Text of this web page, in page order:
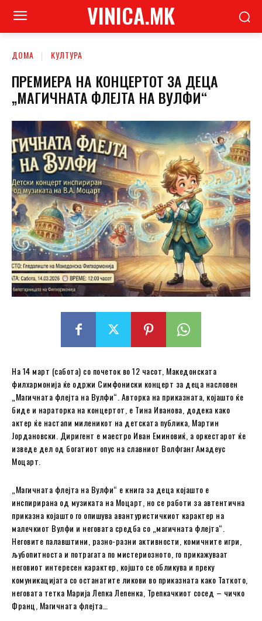
VINICA.MK
ДОМА КУЛТУРА
ПРЕМИЕРА НА КОНЦЕРТОТ ЗА ДЕЦА
„МАГИЧНАТА ФЛЕЈТА НА ВУЛФИ“
На 14 март (сабота) со почеток во 12 часот, Македонската
филхармонија ќе одржи Симфониски концерт за деца насловен
„Магичната флејта на Вулфи“. Авторка на приказната, којашто ќе
биде и нараторка на концертот, е Тина Иванова, додека како
актер ќе настапи миленикот на детската публика, Мартин
Јордановски. Диригент е маестро Иван Еминовиќ, а оркестарот ќе
изведе дел од богатиот опус на славниот Волфганг Амадеус
Моцарт.
„Магичната флејта на Вулфи“ е книга за деца којашто е
инспирирана од музиката на Моцарт, но се работи за автентична
приказна којашто го опишува авантуристичкиот карактер на
малечкиот Вулфи и неговата средба со „магичната флејта“.
Неговите палавштини, разно-разни активности, комичните игри,
љубопитноста и потрагата по мистериозното, го прикажуваат
неговиот интересен карактер, којшто се обликува и преку
комуникацијата со останатите ликови во приказната како Таткото,
неговата тетка Марија Лепка Лепенка, Трепкачкиот сосед – чичко
Франц, Магичната флејта…